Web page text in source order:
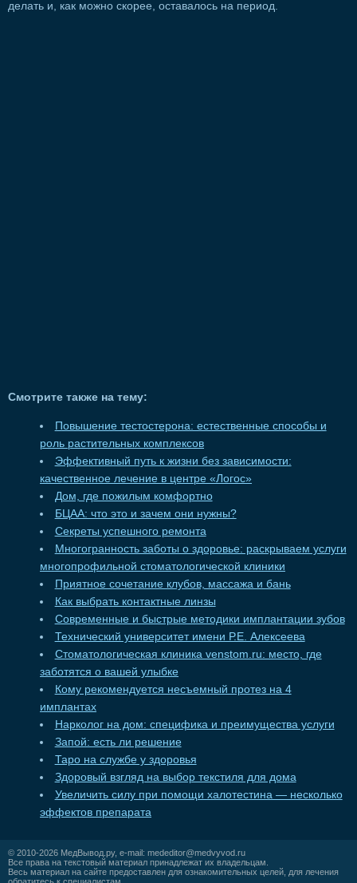
делать и, как можно скорее, оставалось на период.
Смотрите также на тему:
Повышение тестостерона: естественные способы и
роль растительных комплексов
Эффективный путь к жизни без зависимости:
качественное лечение в центре «Логос»
Дом, где пожилым комфортно
БЦАА: что это и зачем они нужны?
Секреты успешного ремонта
Многогранность заботы о здоровье: раскрываем услуги
многопрофильной стоматологической клиники
Приятное сочетание клубов, массажа и бань
Как выбрать контактные линзы
Современные и быстрые методики имплантации зубов
Технический университет имени Р.Е. Алексеева
Стоматологическая клиника venstom.ru: место, где
заботятся о вашей улыбке
Кому рекомендуется несъемный протез на 4
имплантах
Нарколог на дом: специфика и преимущества услуги
Запой: есть ли решение
Таро на службе у здоровья
Здоровый взгляд на выбор текстиля для дома
Увеличить силу при помощи халотестина — несколько
эффектов препарата
© 2010-2026 МедВывод.ру, e-mail: mededitor@medvyvod.ru
Все права на текстовый материал принадлежат их владельцам.
Весь материал на сайте предоставлен для ознакомительных целей, для лечения